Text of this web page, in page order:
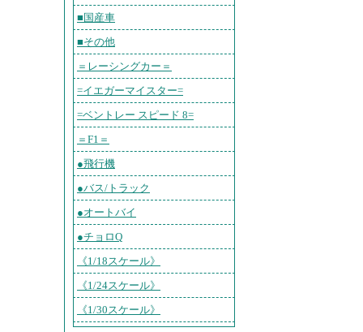
■国産車
■その他
＝レーシングカー＝
=イエガーマイスター=
=ベントレー スピード 8=
＝F1＝
●飛行機
●バス/トラック
●オートバイ
●チョロQ
《1/18スケール》
《1/24スケール》
《1/30スケール》